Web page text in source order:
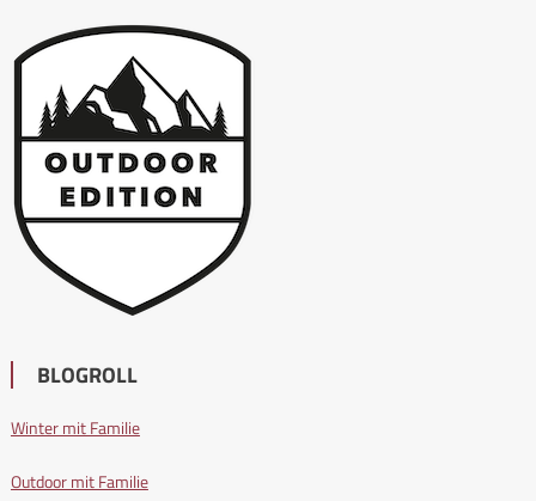
BLOGROLL
Winter mit Familie
Outdoor mit Familie